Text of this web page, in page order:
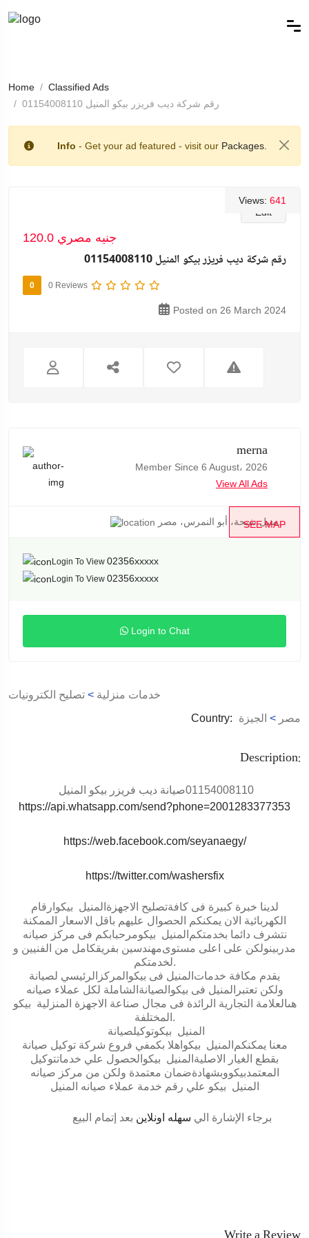
Home
Classified Ads
رقم شركة ديب فريزر بيكو المنيل 01154008110
Info - Get your ad featured - visit our Packages.
Edit
Views: 641
120.0 جنيه مصري
رقم شركة ديب فريزر بيكو المنيل 01154008110
0 0 Reviews
Posted on 26 March 2024
merna
Member Since 6 August، 2026
View All Ads
SEE MAP
منيل شيحة، أبو النمرس، مصر...
Login To View 02356xxxxx
Login To View 02356xxxxx
Login to Chat
خدمات منزلية > تصليح الكترونيات
Country:
مصر > الجيزة
Description:
صيانة ديب فريزر بيكو المنيل01154008110
https://api.whatsapp.com/send?phone=2001283377353
https://web.facebook.com/seyanaegy/
https://twitter.com/washersfix
ارقام بيكو المنيل لدينا خبرة كبيرة فى كافةتصليح الاجهزة
الكهربائية الان يمكنكم الحصوال عليهم باقل الاسعار الممكنة
مرحبابكم فى مركز صيانهبيكو المنيل نتشرف دائما بخدمتكم
بفريقكامل من الفنيين و مهندسينمدربينولكن على اعلى مستوى
لخدمتكم.
المركزالرئيسي لصيانة بيكو فى المنيل يقدم مكافة خدمات
الصيانةالشاملة لكل عملاء صيانه بيكو فى المنيل ولكن تعتبر
بيكو هىالعلامة التجارية الرائدة فى مجال صناعة الاجهزة المنزلية
المختلفة .
توكيلصيانةبيكو المنيل
اهلا بكمفي فروع شركة توكيل صيانة بيكو المنيل معنا يمكنكم
الحصول علي خدماتتوكيل بيكو المنيل بقطع الغيار الاصلية
وبشهادةضمان معتمدة ولكن من مركز صيانهبيكوالمعتمد
المنيل علي رقم خدمة عملاء صيانه بيكو المنيل
برجاء الإشارة الي سهله اونلاين بعد إتمام البيع